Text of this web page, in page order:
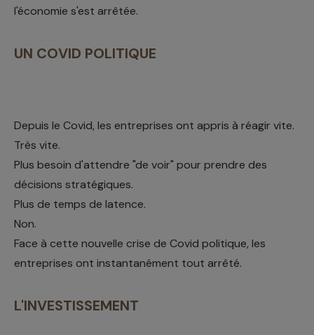
l'économie s'est arrêtée.
UN COVID POLITIQUE
Depuis le Covid, les entreprises ont appris à réagir vite.
Très vite.
Plus besoin d'attendre "de voir" pour prendre des
décisions stratégiques.
Plus de temps de latence.
Non.
Face à cette nouvelle crise de Covid politique, les
entreprises ont instantanément tout arrêté.
L'INVESTISSEMENT